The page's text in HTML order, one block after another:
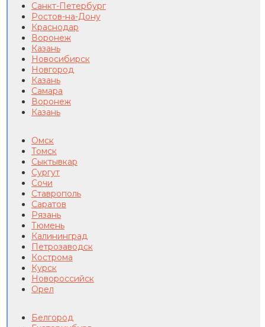
Санкт-Петербург
Ростов-на-Дону
Краснодар
Воронеж
Казань
Новосибирск
Новгород
Казань
Самара
Воронеж
Казань
Омск
Томск
Сыктывкар
Сургут
Сочи
Ставрополь
Саратов
Рязань
Тюмень
Калининград
Петрозаводск
Кострома
Курск
Новороссийск
Орел
Белгород